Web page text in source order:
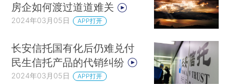
房企如何渡过道道难关
2024年03月05日 APP打开
长安信托国有化后仍难兑付
民生信托产品的代销纠纷
2024年03月05日 APP打开